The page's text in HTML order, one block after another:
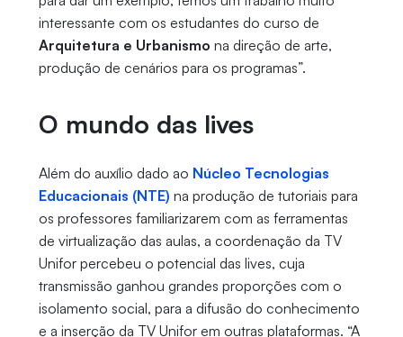
interessante com os estudantes do curso de
Arquitetura e Urbanismo na direção de arte,
produção de cenários para os programas”.
O mundo das lives
Além do auxílio dado ao Núcleo Tecnologias
Educacionais (NTE) na produção de tutoriais para
os professores familiarizarem com as ferramentas
de virtualização das aulas, a coordenação da TV
Unifor percebeu o potencial das lives, cuja
transmissão ganhou grandes proporções com o
isolamento social, para a difusão do conhecimento
e a inserção da TV Unifor em outras plataformas. “A